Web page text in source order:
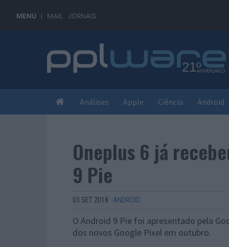
MENU MAIL JORNAIS
Análises Apple Ciência Android
Oneplus 6 já
9 Pie
03 SET 2018 · ANDROID
O Android 9 Pie foi apresentado pela
dos novos Google Pixel em outubro.